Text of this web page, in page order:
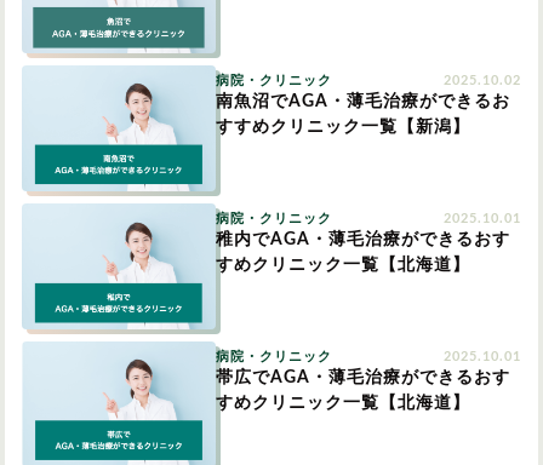
病院・クリニック 2025.10.02
南魚沼でAGA・薄毛治療ができるお
すすめクリニック一覧【新潟】
病院・クリニック 2025.10.01
稚内でAGA・薄毛治療ができるおす
すめクリニック一覧【北海道】
病院・クリニック 2025.10.01
帯広でAGA・薄毛治療ができるおす
すめクリニック一覧【北海道】